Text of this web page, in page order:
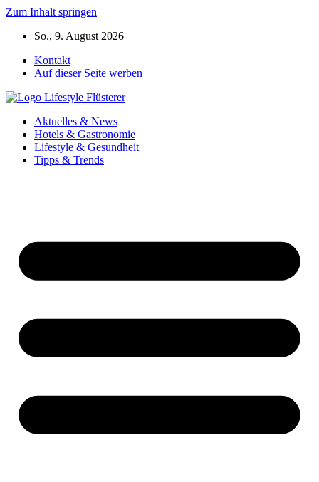
Zum Inhalt springen
So., 9. August 2026
Kontakt
Auf dieser Seite werben
Aktuelles & News
Hotels & Gastronomie
Lifestyle & Gesundheit
Tipps & Trends